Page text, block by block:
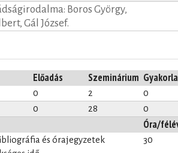
Boros György,
Gál József.
Előadás Szeminárium
0 2
0
0 28 0
Óra/
és órajegyzetek
30